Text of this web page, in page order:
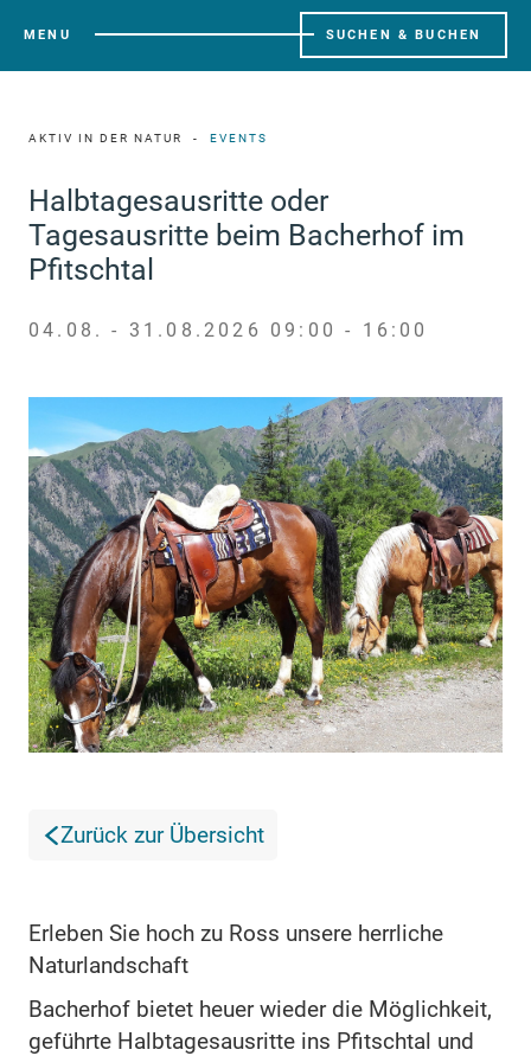
MENU SUCHEN & BUCHEN
AKTIV IN DER NATUR EVENTS
Halbtagesausritte oder
Tagesausritte beim Bacherhof im
Pfitschtal
04.08. - 31.08.2026 09:00 - 16:00
Zurück zur Übersicht
Erleben Sie hoch zu Ross unsere herrliche
Naturlandschaft
Bacherhof bietet heuer wieder die Möglichkeit,
geführte Halbtagesausritte ins Pfitschtal und